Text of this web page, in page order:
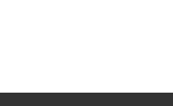
излучения на глаза.